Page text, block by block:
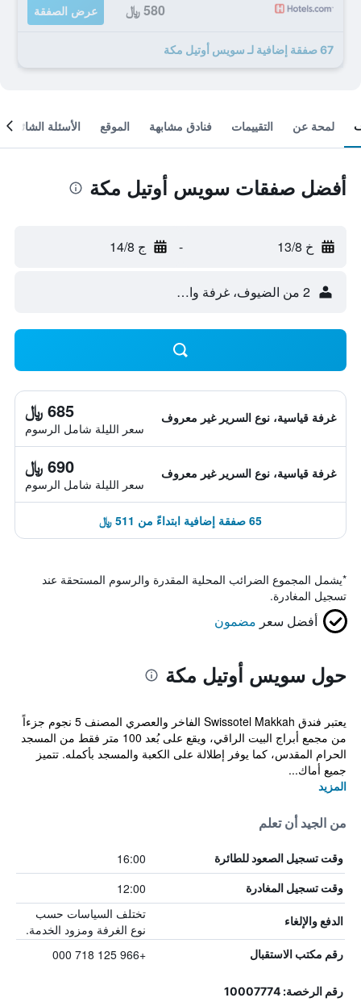
580 ﷼ عرض الصفقة
67 صفقة إضافية لـ سويس أوتيل مكة
لمحة عن التقييمات فنادق مشابهة الموقع الأسئلة الشائعة
أفضل صفقات سويس أوتيل مكة
خ 13/8 - ج 14/8
2 من الضيوف، غرفة واحدة
غرفة قياسية، نوع السرير غير معروف 685 ﷼
سعر الليلة شامل الرسوم
غرفة قياسية، نوع السرير غير معروف 690 ﷼
سعر الليلة شامل الرسوم
65 صفقة إضافية ابتداءً من 511 ﷼
*يشمل المجموع الضرائب المحلية المقدرة والرسوم المستحقة عند
تسجيل المغادرة.
أفضل سعر مضمون
حول سويس أوتيل مكة
يعتبر فندق Swissotel Makkah الفاخر والعصري المصنف 5 نجوم جزءاً
من مجمع أبراج البيت الراقي، ويقع على بُعد 100 متر فقط من المسجد
الحرام المقدس، كما يوفر إطلالة على الكعبة والمسجد بأكمله. تتميز
جميع أماك...
المزيد
من الجيد أن تعلم
وقت تسجيل الصعود للطائرة 16:00
وقت تسجيل المغادرة 12:00
الدفع والإلغاء
تختلف السياسات حسب
نوع الغرفة ومزود الخدمة.
رقم مكتب الاستقبال +966 125 718 000
رقم الرخصة: 10007774